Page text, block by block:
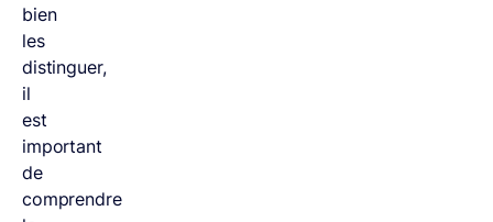
bien
les
distinguer,
il
est
important
de
comprendre